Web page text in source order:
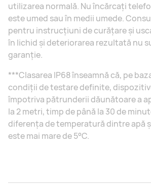
utilizarea normală. Nu încărcați
este umed sau în medii umede.
pentru instrucțiuni de curățare și
în lichid și deteriorarea rezultată nu
garanție.
***Clasarea IP68 înseamnă că, pe
condiții de testare definite,
împotriva pătrunderii dăunătoare a
la 2 metri, timp de până la 30 de
diferența de temperatură dintre apă
este mai mare de 5°C.